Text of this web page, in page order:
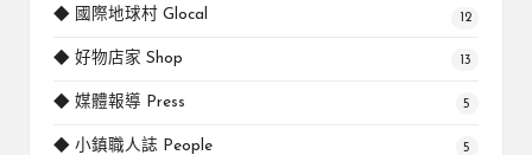
◆ 國際地球村 Glocal 12
◆ 好物店家 Shop 13
◆ 媒體報導 Press 5
◆ 小鎮職人誌 People 5